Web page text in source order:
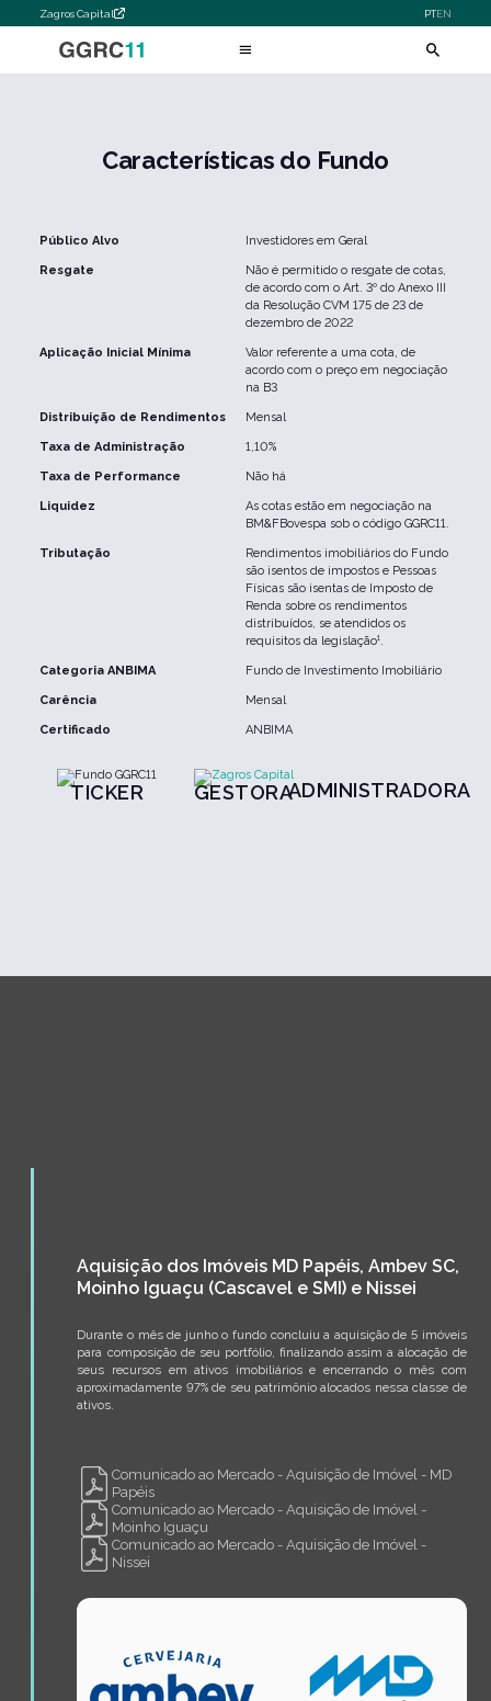
Zagros Capital PTEN
Características do Fundo
Público Alvo Investidores em Geral
Resgate
Não é permitido o resgate de cotas,
de acordo com o Art. 3º do Anexo III
da Resolução CVM 175 de 23 de
dezembro de 2022
Aplicação Inicial Mínima
Valor referente a uma cota, de
acordo com o preço em negociação
na B3
Distribuição de Rendimentos Mensal
Taxa de Administração 1,10%
Taxa de Performance Não há
Liquidez
As cotas estão em negociação na
BM&FBovespa sob o código GGRC11.
Tributação
Rendimentos imobiliários do Fundo
são isentos de impostos e Pessoas
Físicas são isentas de Imposto de
Renda sobre os rendimentos
distribuídos, se atendidos os
requisitos da legislação¹.
Categoria ANBIMA Fundo de Investimento Imobiliário
Carência Mensal
Certificado ANBIMA
TICKER GESTORAADMINISTRADORA
Aquisição dos Imóveis MD Papéis, Ambev SC,
Moinho Iguaçu (Cascavel e SMI) e Nissei
Durante o mês de junho o fundo concluiu a aquisição de 5 imóveis
para composição de seu portfólio, finalizando assim a alocação de
seus recursos em ativos imobiliários e encerrando o mês com
aproximadamente 97% de seu patrimônio alocados nessa classe de
ativos.
Comunicado ao Mercado - Aquisição de Imóvel - MD
Papéis
Comunicado ao Mercado - Aquisição de Imóvel -
Moinho Iguaçu
Comunicado ao Mercado - Aquisição de Imóvel -
Nissei